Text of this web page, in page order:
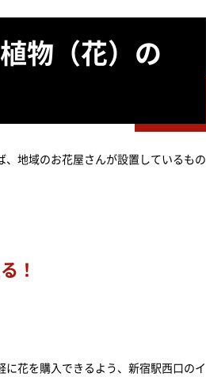
物（花）の
地域のお花屋さんが設置しているもの
！
花を購入できるよう、新宿駅西口のイ